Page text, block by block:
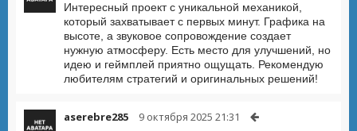
Интересный проект с уникальной механикой,
который захватывает с первых минут. Графика на
высоте, а звуковое сопровождение создает
нужную атмосферу. Есть место для улучшений, но
идею и геймплей приятно ощущать. Рекомендую
любителям стратегий и оригинальных решений!
aserebre285 9 октября 2025 21:31